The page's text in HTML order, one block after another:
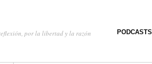
por la libertad y la razón PODCASTS